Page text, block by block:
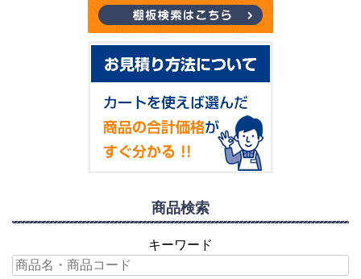
商品検索
キーワード